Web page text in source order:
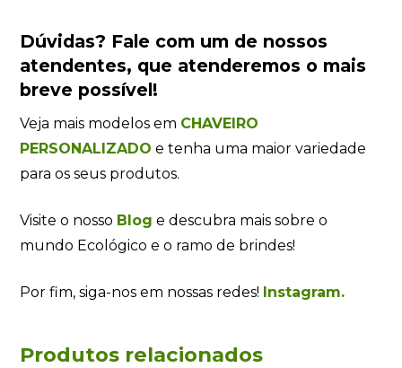
Dúvidas? Fale com um de nossos
atendentes, que atenderemos o mais
breve possível!
Veja mais modelos em CHAVEIRO
PERSONALIZADO e tenha uma maior variedade
para os seus produtos.
Visite o nosso Blog e descubra mais sobre o
mundo Ecológico e o ramo de brindes!
Por fim, siga-nos em nossas redes! Instagram.
Produtos relacionados